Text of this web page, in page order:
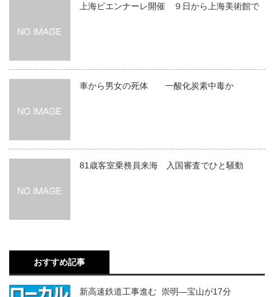
上海ビエンナーレ開催 ９日から上海美術館で
車から男女の死体 一酸化炭素中毒か
81歳客室乗務員来海 入国審査でひと騒動
おすすめ記事
新高速鉄道工事進む 崇明―宝山が17分